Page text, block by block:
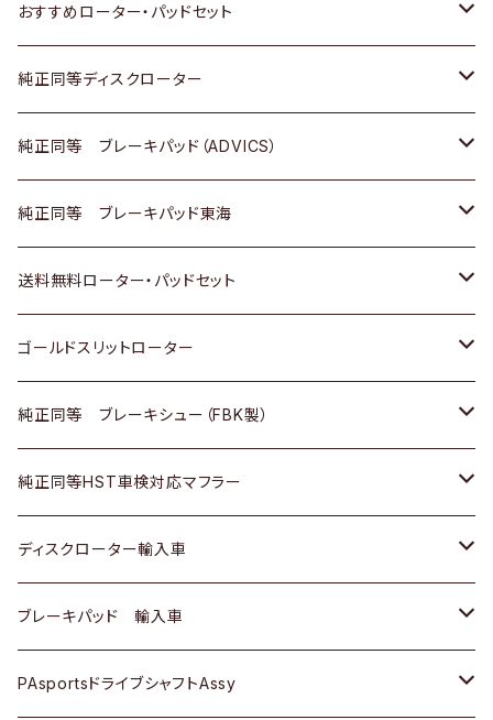
ダイハツ
マツダ
三菱
スバル
日野
三菱ふそう
ＢＭＷ
いすゞ
ダイハツ
マツダ
三菱
日野
三菱ふそう
いすゞ
ダイハツ
三菱
日野
三菱ふそう
その他
スズキ
日産
ダイハツ
マツダ
三菱
スバル
ホンダ
スズキ
日産
いすゞ
ダイハツ
マツダ
三菱
スバル
トヨタ
日産
いすゞ
ダイハツ
マツダ
三菱
おすすめローター・パッドセット
トヨタ
ホンダ
スズキ
日産
ダイハツ
マツダ
三菱
スバル
純正同等ディスクローター
トヨタ
ホンダ
スズキ
日産
いすゞ
ダイハツ
マツダ
三菱
スバル
純正同等 ブレーキパッド（ADVICS）
トヨタ
ホンダ
スズキ
日産
ダイハツ
マツダ
三菱
スバル
純正同等 ブレーキパッド東海
トヨタ
ホンダ
日産
いすゞ
ダイハツ
マツダ
三菱
送料無料ローター・パッドセット
トヨタ
ホンダ
スズキ
日産
ダイハツ
マツダ
ゴールドスリットローター
トヨタ
ホンダ
スズキ
日産
ダイハツ
純正同等 ブレーキシュー（FBK製）
ホンダ
スズキ
日産
ダイハツ
純正同等HST車検対応マフラー
トヨタ
ホンダ
スズキ
ディスクローター輸入車
ＡＵＤＩ
ＢＥＮＺ
ブレーキパッド 輸入車
ＢＥＮＺ
PAsportsドライブシャフトAssy